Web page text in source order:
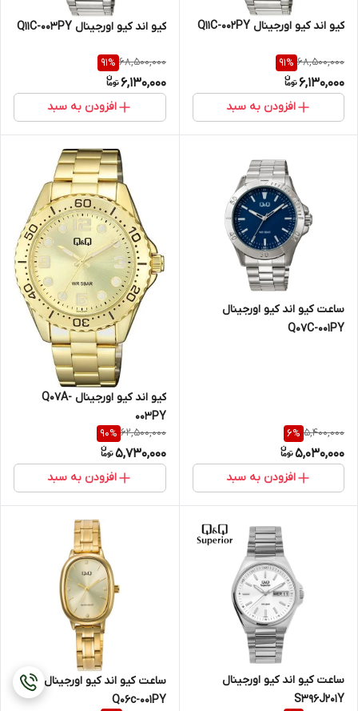
کیو اند کیو اورجینال Q11C-002PY
68,500,000
91%
6,130,000
افزودن به سبد
کیو اند کیو اورجینال Q11C-003PY
68,500,000
91%
6,130,000
افزودن به سبد
ساعت کیو اند کیو اورجینال
Q07C-001PY
5,400,000
6%
5,030,000
افزودن به سبد
کیو اند کیو اورجینال Q07A-
003PY
62,500,000
90%
5,730,000
افزودن به سبد
ساعت کیو اند کیو اورجینال
S396J201Y
ساعت کیو اند کیو اورجینال
Q06c-001PY